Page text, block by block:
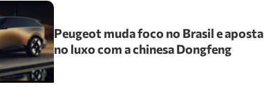
Peugeot muda foco no Brasil e aposta
no luxo com a chinesa Dongfeng